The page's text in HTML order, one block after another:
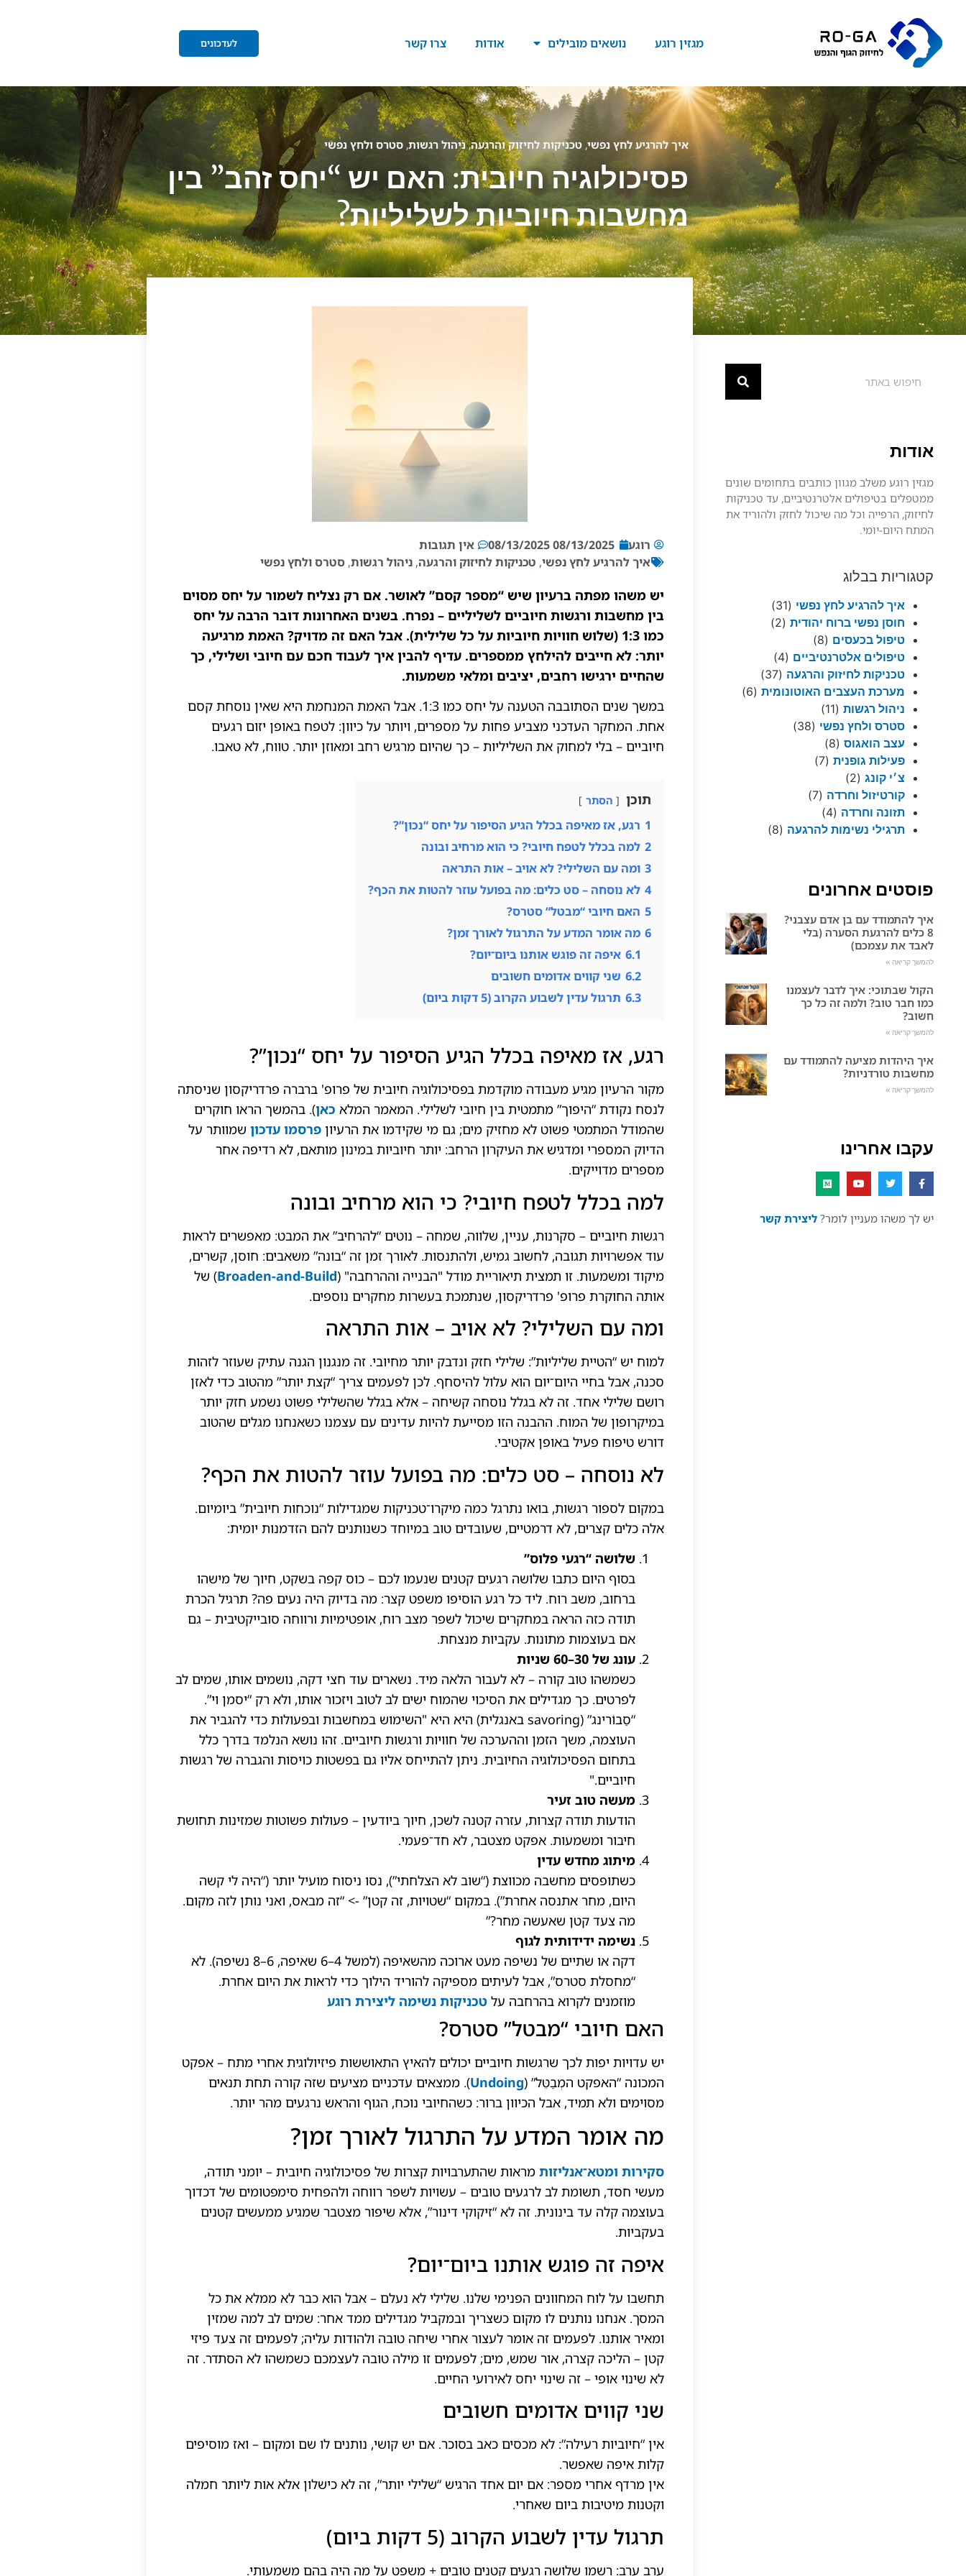
מגזין רוגע נושאים מובילים אודות צרו קשר לעדכונים
איך להרגיע לחץ נפשי,טכניקות לחיזוק והרגעה,ניהול רגשות,סטרס ולחץ נפשי
פסיכולוגיה חיובית: האם יש “יחס זהב” בין
מחשבות חיוביות לשליליות?
אודות
מגזין רוגע משלב מגוון כותבים בתחומים שונים
ממטפלים בטיפולים אלטרנטיביים, עד טכניקות
לחיזוק, הרפייה וכל מה שיכול לחזק ולהוריד את
המתח היום-יומי.
קטגוריות בבלוג
איך להרגיע לחץ נפשי (31)
חוסן נפשי ברוח יהודית (2)
טיפול בכעסים (8)
טיפולים אלטרנטיביים (4)
טכניקות לחיזוק והרגעה (37)
מערכת העצבים האוטונומית (6)
ניהול רגשות (11)
סטרס ולחץ נפשי (38)
עצב הואגוס (8)
פעילות גופנית (7)
צ׳י קונג (2)
קורטיזול וחרדה (7)
תזונה וחרדה (4)
תרגילי נשימות להרגעה (8)
פוסטים אחרונים
איך להתמודד עם בן אדם עצבני?
8 כלים להרגעת הסערה (בלי
לאבד את עצמכם)
להמשך קריאה »
הקול שבתוכי: איך לדבר לעצמנו
כמו חבר טוב? ולמה זה כל כך
חשוב?
להמשך קריאה »
איך היהדות מציעה להתמודד עם
מחשבות טורדניות?
להמשך קריאה »
עקבו אחרינו
יש לך משהו מעניין לומר? ליצירת קשר
רוגע 08/13/2025
08/13/2025
אין תגובות
איך להרגיע לחץ נפשי, טכניקות לחיזוק והרגעה, ניהול רגשות, סטרס ולחץ נפשי
יש משהו מפתה ברעיון שיש “מספר קסם” לאושר. אם רק נצליח לשמור על יחס מסוים
בין מחשבות ורגשות חיוביים לשליליים – נפרח. בשנים האחרונות דובר הרבה על יחס
כמו 1:3 (שלוש חוויות חיוביות על כל שלילית). אבל האם זה מדויק? האמת מרגיעה
יותר: לא חייבים להילחץ ממספרים. עדיף להבין איך לעבוד חכם עם חיובי ושלילי, כך
שהחיים ירגישו רחבים, יציבים ומלאי משמעות.
במשך שנים הסתובבה הטענה על יחס כמו 1:3. אבל האמת המנחמת היא שאין נוסחת קסם
אחת. המחקר העדכני מצביע פחות על מספרים, ויותר על כיוון: לטפח באופן יזום רגעים
חיוביים – בלי למחוק את השליליות – כך שהיום מרגיש רחב ומאוזן יותר. טווח, לא טאבו.
תוכן הסתר
1 רגע, אז מאיפה בכלל הגיע הסיפור על יחס “נכון”?
2 למה בכלל לטפח חיובי? כי הוא מרחיב ובונה
3 ומה עם השלילי? לא אויב – אות התראה
4 לא נוסחה – סט כלים: מה בפועל עוזר להטות את הכף?
5 האם חיובי “מבטל” סטרס?
6 מה אומר המדע על התרגול לאורך זמן?
6.1 איפה זה פוגש אותנו ביום־יום?
6.2 שני קווים אדומים חשובים
6.3 תרגול עדין לשבוע הקרוב (5 דקות ביום)
רגע, אז מאיפה בכלל הגיע הסיפור על יחס “נכון”?
מקור הרעיון מגיע מעבודה מוקדמת בפסיכולוגיה חיובית של פרופ' ברברה פרדריקסון שניסתה
לנסח נקודת “היפוך” מתמטית בין חיובי לשלילי. המאמר המלא כאן). בהמשך הראו חוקרים
שהמודל המתמטי פשוט לא מחזיק מים; גם מי שקידמו את הרעיון פרסמו עדכוןשמוותר על
הדיוק המספרי ומדגיש את העיקרון הרחב: יותר חיוביות במינון מותאם, לא רדיפה אחר
מספרים מדוייקים.
למה בכלל לטפח חיובי? כי הוא מרחיב ובונה
רגשות חיוביים – סקרנות, עניין, שלווה, שמחה – נוטים “להרחיב” את המבט: מאפשרים לראות
עוד אפשרויות תגובה, לחשוב גמיש, ולהתנסות. לאורך זמן זה “בונה” משאבים: חוסן, קשרים,
מיקוד ומשמעות. זו תמצית תיאוריית מודל "הבנייה וההרחבה" (Broaden-and-Build) של
אותה החוקרת פרופ' פרדריקסון, שנתמכת בעשרות מחקרים נוספים.
ומה עם השלילי? לא אויב – אות התראה
למוח יש “הטיית שליליות”: שלילי חזק ונדבק יותר מחיובי. זה מנגנון הגנה עתיק שעוזר לזהות
סכנה, אבל בחיי היום־יום הוא עלול להיסחף. לכן לפעמים צריך “קצת יותר” מהטוב כדי לאזן
רושם שלילי אחד. זה לא בגלל נוסחה קשיחה – אלא בגלל שהשלילי פשוט נשמע חזק יותר
במיקרופון של המוח. ההבנה הזו מסייעת להיות עדינים עם עצמנו כשאנחנו מגלים שהטוב
דורש טיפוח פעיל באופן אקטיבי.
לא נוסחה – סט כלים: מה בפועל עוזר להטות את הכף?
במקום לספור רגשות, בואו נתרגל כמה מיקרו־טכניקות שמגדילות “נוכחות חיובית” ביומיום.
אלה כלים קצרים, לא דרמטיים, שעובדים טוב במיוחד כשנותנים להם הזדמנות יומית:
שלושה “רגעי פלוס”
בסוף היום כתבו שלושה רגעים קטנים שנעמו לכם – כוס קפה בשקט, חיוך של מישהו
ברחוב, משב רוח. ליד כל רגע הוסיפו משפט קצר: מה בדיוק היה נעים פה? תרגיל הכרת
תודה כזה הראה במחקרים שיכול לשפר מצב רוח, אופטימיות ורווחה סובייקטיבית – גם
אם בעוצמות מתונות. עקביות מנצחת.
עונג של 30–60 שניות
כשמשהו טוב קורה – לא לעבור הלאה מיד. נשארים עוד חצי דקה, נושמים אותו, שמים לב
לפרטים. כך מגדילים את הסיכוי שהמוח ישים לב לטוב ויזכור אותו, ולא רק “יסמן וי”.
“סַבוֹרינג” (savoring באנגלית) היא היא "השימוש במחשבות ובפעולות כדי להגביר את
העוצמה, משך הזמן וההערכה של חוויות ורגשות חיוביים. זהו נושא הנלמד בדרך כלל
בתחום הפסיכולוגיה החיובית. ניתן להתייחס אליו גם בפשטות כויסות והגברה של רגשות
חיוביים."
מעשה טוב זעיר
הודעות תודה קצרות, עזרה קטנה לשכן, חיוך ביודעין – פעולות פשוטות שמזינות תחושת
חיבור ומשמעות. אפקט מצטבר, לא חד־פעמי.
מיתוג מחדש עדין
כשתופסים מחשבה מכווצת (“שוב לא הצלחתי”), נסו ניסוח מועיל יותר (“היה לי קשה
היום, מחר אתנסה אחרת”). במקום “שטויות, זה קטן” -> “זה מבאס, ואני נותן לזה מקום.
מה צעד קטן שאעשה מחר?”
נשימה ידידותית לגוף
דקה או שתיים של נשיפה מעט ארוכה מהשאיפה (למשל 4–6 שאיפה, 6–8 נשיפה). לא
“מחסלת סטרס”, אבל לעיתים מספיקה להוריד הילוך כדי לראות את היום אחרת.
מוזמנים לקרוא בהרחבה על טכניקות נשימה ליצירת רוגע
האם חיובי “מבטל” סטרס?
יש עדויות יפות לכך שרגשות חיוביים יכולים להאיץ התאוששות פיזיולוגית אחרי מתח – אפקט
המכונה “האפקט המְבַטֵּל” (Undoing). ממצאים עדכניים מציעים שזה קורה תחת תנאים
מסוימים ולא תמיד, אבל הכיוון ברור: כשהחיובי נוכח, הגוף והראש נרגעים מהר יותר.
מה אומר המדע על התרגול לאורך זמן?
סקירות ומטא־אנליזותמראות שהתערבויות קצרות של פסיכולוגיה חיובית – יומני תודה,
מעשי חסד, תשומת לב לרגעים טובים – עשויות לשפר רווחה ולהפחית סימפטומים של דכדוך
בעוצמה קלה עד בינונית. זה לא “זיקוקי דינור”, אלא שיפור מצטבר שמגיע ממעשים קטנים
בעקביות.
איפה זה פוגש אותנו ביום־יום?
תחשבו על לוח המחוונים הפנימי שלנו. שלילי לא נעלם – אבל הוא כבר לא ממלא את כל
המסך. אנחנו נותנים לו מקום כשצריך ובמקביל מגדילים ממד אחר: שמים לב למה שמזין
ומאיר אותנו. לפעמים זה אומר לעצור אחרי שיחה טובה ולהודות עליה; לפעמים זה צעד פיזי
קטן – הליכה קצרה, אור שמש, מים; לפעמים זו מילה טובה לעצמכם כשמשהו לא הסתדר. זה
לא שינוי אופי – זה שינוי יחס לאירועי החיים.
שני קווים אדומים חשובים
אין “חיוביות רעילה”: לא מכסים כאב בסוכר. אם יש קושי, נותנים לו שם ומקום – ואז מוסיפים
קלות איפה שאפשר.
אין מרדף אחרי מספר: אם יום אחד הרגיש “שלילי יותר”, זה לא כישלון אלא אות ליותר חמלה
וקטנות מיטיבות ביום שאחרי.
תרגול עדין לשבוע הקרוב (5 דקות ביום)
ערב ערב: רשמו שלושה רגעים קטנים טובים + משפט על מה היה בהם משמעותי.